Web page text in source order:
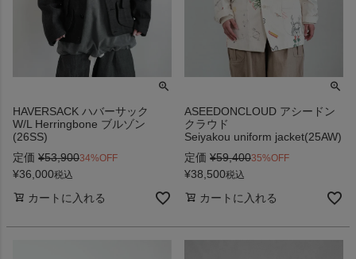
HAVERSACK ハバーサック
W/L Herringbone ブルゾン
(26SS)
定価 ¥53,90034%OFF
¥36,000税込
カートに入れる
ASEEDONCLOUD アシードン
クラウド
Seiyakou uniform jacket(25AW)
定価 ¥59,40035%OFF
¥38,500税込
カートに入れる